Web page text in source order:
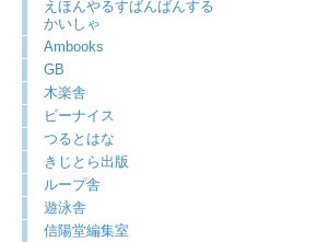
えほんやるすばんばんする
かいしゃ
Ambooks
GB
木楽舎
ビーナイス
つるとはな
きじとら出版
ループ舎
遊泳舎
信陽堂編集室